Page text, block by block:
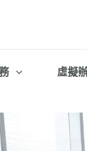
虛擬